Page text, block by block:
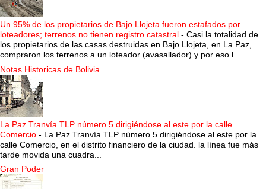
Un 95% de los propietarios de Bajo Llojeta fueron estafados por
loteadores; terrenos no tienen registro catastral - Casi la totalidad de
los propietarios de las casas destruidas en Bajo Llojeta, en La Paz,
compraron los terrenos a un loteador (avasallador) y por eso l...
Notas Historicas de Bolivia
La Paz Tranvía TLP número 5 dirigiéndose al este por la calle
Comercio - La Paz Tranvía TLP número 5 dirigiéndose al este por la
calle Comercio, en el distrito financiero de la ciudad. la línea fue más
tarde movida una cuadra...
Gran Poder